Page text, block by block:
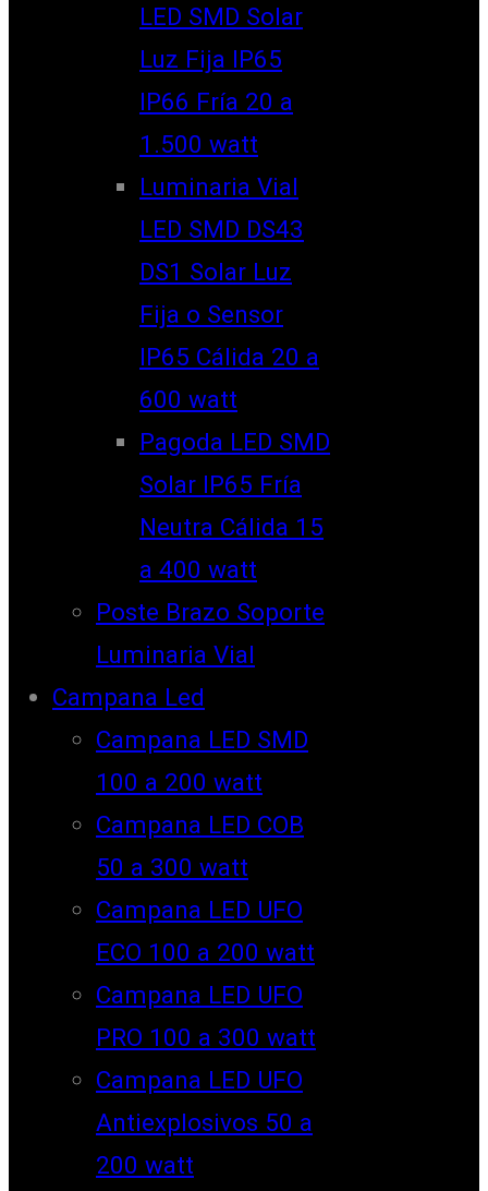
LED SMD Solar
Luz Fija IP65
IP66 Fría 20 a
1.500 watt
Luminaria Vial
LED SMD DS43
DS1 Solar Luz
Fija o Sensor
IP65 Cálida 20 a
600 watt
Pagoda LED SMD
Solar IP65 Fría
Neutra Cálida 15
a 400 watt
Poste Brazo Soporte
Luminaria Vial
Campana Led
Campana LED SMD
100 a 200 watt
Campana LED COB
50 a 300 watt
Campana LED UFO
ECO 100 a 200 watt
Campana LED UFO
PRO 100 a 300 watt
Campana LED UFO
Antiexplosivos 50 a
200 watt